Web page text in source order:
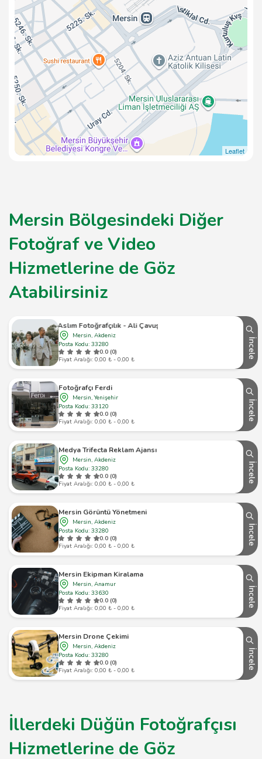
Leaflet
Mersin Bölgesindeki Diğer
Fotoğraf ve Video
Hizmetlerine de Göz
Atabilirsiniz
Aslım Fotoğrafçılık - Ali Çavuş
Mersin, Akdeniz
Posta Kodu: 33280
0.0 (0)
Fiyat Aralığı: 0,00 ₺ - 0,00 ₺
İncele
Fotoğrafçı Ferdi
Mersin, Yenişehir
Posta Kodu: 33120
0.0 (0)
Fiyat Aralığı: 0,00 ₺ - 0,00 ₺
İncele
Medya Trifecta Reklam Ajansı
Mersin, Akdeniz
Posta Kodu: 33280
0.0 (0)
Fiyat Aralığı: 0,00 ₺ - 0,00 ₺
İncele
Mersin Görüntü Yönetmeni
Mersin, Akdeniz
Posta Kodu: 33280
0.0 (0)
Fiyat Aralığı: 0,00 ₺ - 0,00 ₺
İncele
Mersin Ekipman Kiralama
Mersin, Anamur
Posta Kodu: 33630
0.0 (0)
Fiyat Aralığı: 0,00 ₺ - 0,00 ₺
İncele
Mersin Drone Çekimi
Mersin, Akdeniz
Posta Kodu: 33280
0.0 (0)
Fiyat Aralığı: 0,00 ₺ - 0,00 ₺
İncele
İllerdeki Düğün Fotoğrafçısı
Hizmetlerine de Göz